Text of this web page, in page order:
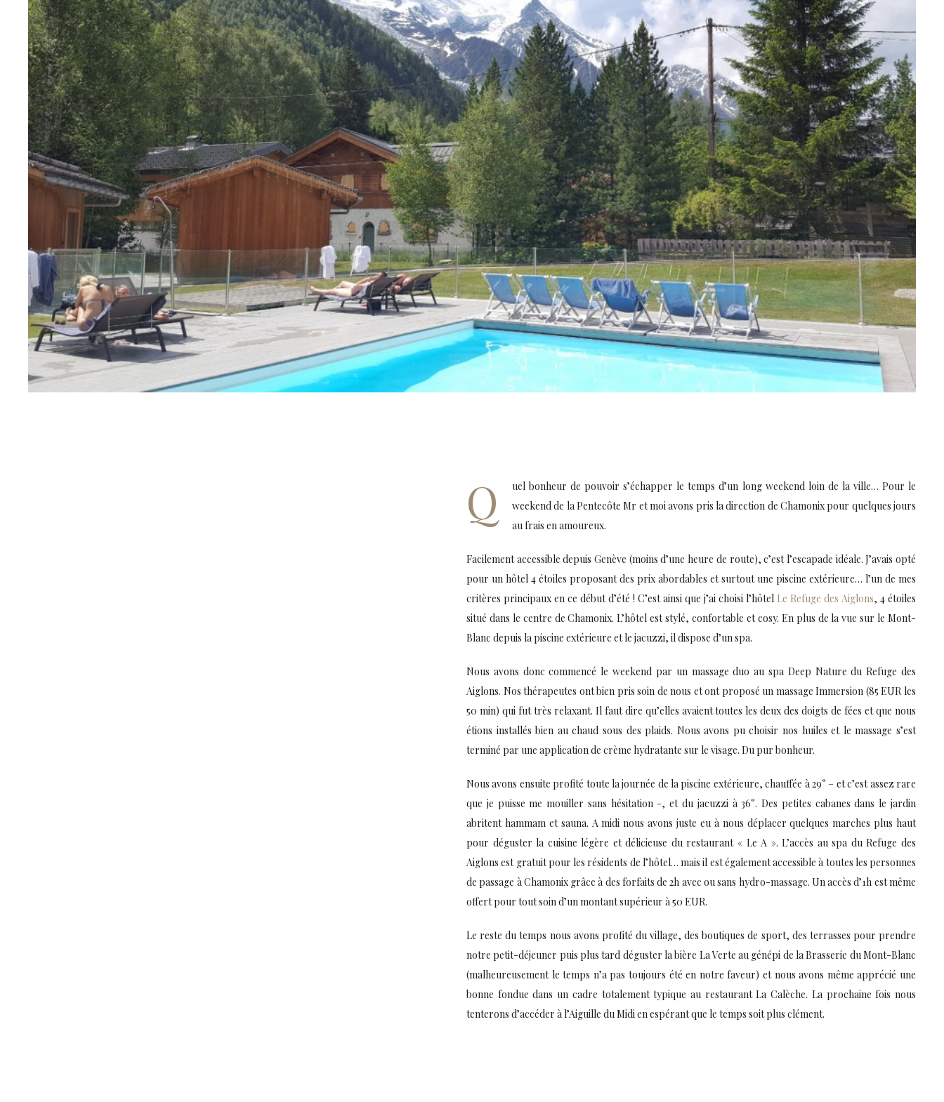
Q
uel bonheur de pouvoir s’échapper le temps d’un long weekend loin de la ville… Pour le
weekend de la Pentecôte Mr et moi avons pris la direction de Chamonix pour quelques jours
au frais en amoureux.
Facilement accessible depuis Genève (moins d’une heure de route), c’est l’escapade idéale. J’avais opté
pour un hôtel 4 étoiles proposant des prix abordables et surtout une piscine extérieure… l’un de mes
critères principaux en ce début d’été ! C’est ainsi que j’ai choisi l’hôtel Le Refuge des Aiglons, 4 étoiles
situé dans le centre de Chamonix. L’hôtel est stylé, confortable et cosy. En plus de la vue sur le Mont-
Blanc depuis la piscine extérieure et le jacuzzi, il dispose d’un spa.
Nous avons donc commencé le weekend par un massage duo au spa Deep Nature du Refuge des
Aiglons. Nos thérapeutes ont bien pris soin de nous et ont proposé un massage Immersion (85 EUR les
50 min) qui fut très relaxant. Il faut dire qu’elles avaient toutes les deux des doigts de fées et que nous
étions installés bien au chaud sous des plaids. Nous avons pu choisir nos huiles et le massage s’est
terminé par une application de crème hydratante sur le visage. Du pur bonheur.
Nous avons ensuite profité toute la journée de la piscine extérieure, chauffée à 29° – et c’est assez rare
que je puisse me mouiller sans hésitation -, et du jacuzzi à 36°. Des petites cabanes dans le jardin
abritent hammam et sauna. A midi nous avons juste eu à nous déplacer quelques marches plus haut
pour déguster la cuisine légère et délicieuse du restaurant « Le A ». L’accès au spa du Refuge des
Aiglons est gratuit pour les résidents de l’hôtel… mais il est également accessible à toutes les personnes
de passage à Chamonix grâce à des forfaits de 2h avec ou sans hydro-massage. Un accès d’1h est même
offert pour tout soin d’un montant supérieur à 50 EUR.
Le reste du temps nous avons profité du village, des boutiques de sport, des terrasses pour prendre
notre petit-déjeuner puis plus tard déguster la bière La Verte au génépi de la Brasserie du Mont-Blanc
(malheureusement le temps n’a pas toujours été en notre faveur) et nous avons même apprécié une
bonne fondue dans un cadre totalement typique au restaurant La Calèche. La prochaine fois nous
tenterons d’accéder à l’Aiguille du Midi en espérant que le temps soit plus clément.